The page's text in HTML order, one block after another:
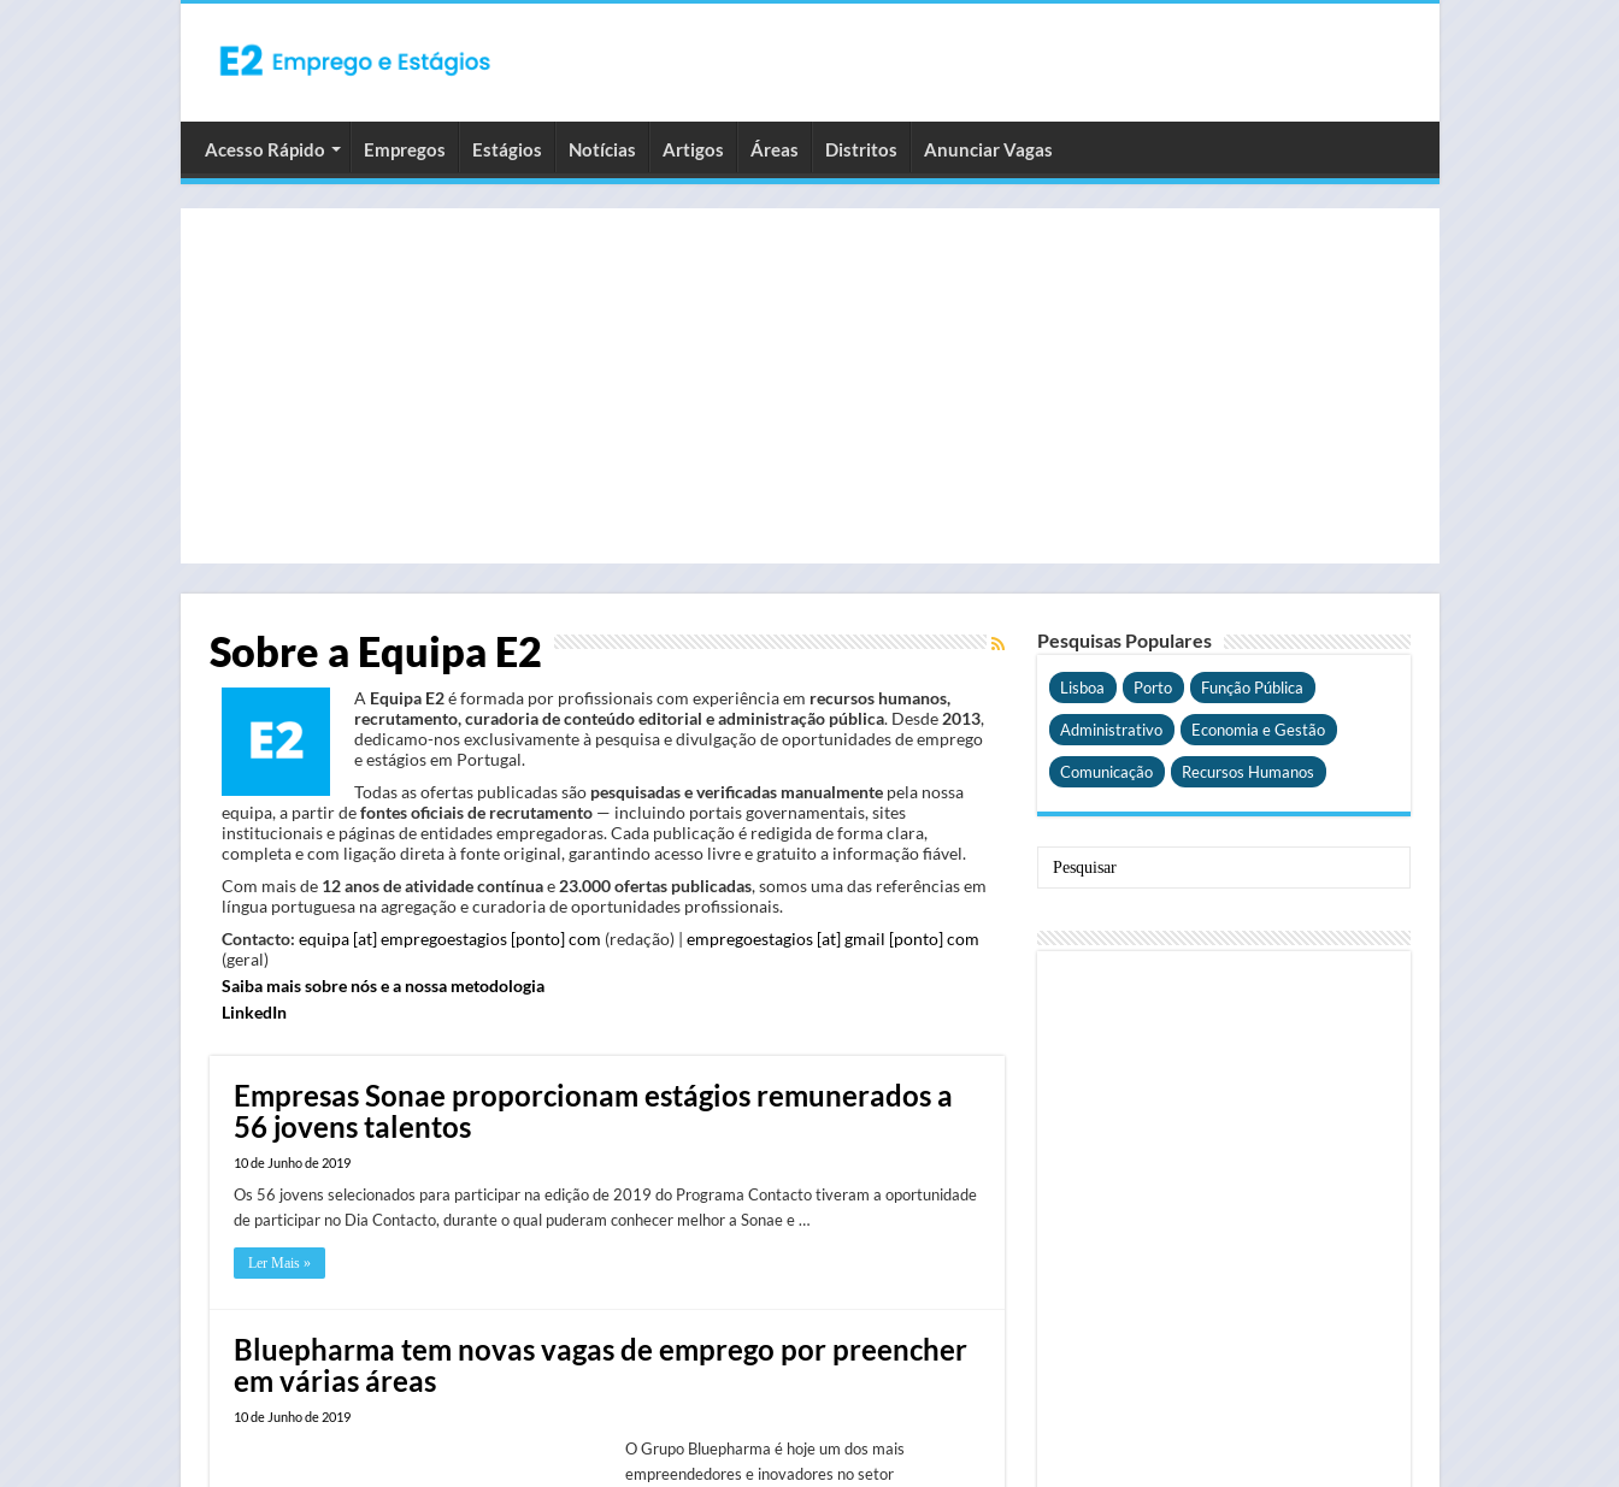
Acesso Rápido Empregos Estágios Notícias Artigos Áreas Distritos Anunciar Vagas
Sobre a Equipa E2
A Equipa E2é formada por profissionais com experiência em recursos humanos,
recrutamento, curadoria de conteúdo editorial e administração pública. Desde 2013,
dedicamo-nos exclusivamente à pesquisa e divulgação de oportunidades de emprego
e estágios em Portugal.
Todas as ofertas publicadas são pesquisadas e verificadas manualmentepela nossa
equipa, a partir defontes oficiais de recrutamento— incluindo portais governamentais, sites
institucionais e páginas de entidades empregadoras. Cada publicação é redigida de forma clara,
completa e com ligação direta à fonte original, garantindo acesso livre e gratuito a informação fiável.
Com mais de 12 anos de atividade contínuae 23.000 ofertas publicadas, somos uma das referências em
língua portuguesa na agregação e curadoria de oportunidades profissionais.
Contacto: equipa [at] empregoestagios [ponto] com (redação) | empregoestagios [at] gmail [ponto] com
(geral)
Saiba mais sobre nós e a nossa metodologia
LinkedIn
Empresas Sonae proporcionam estágios remunerados a
56 jovens talentos
10 de Junho de 2019
Os 56 jovens selecionados para participar na edição de 2019 do Programa Contacto tiveram a oportunidade
de participar no Dia Contacto, durante o qual puderam conhecer melhor a Sonae e …
Ler Mais »
Bluepharma tem novas vagas de emprego por preencher
em várias áreas
10 de Junho de 2019
O Grupo Bluepharma é hoje um dos mais
empreendedores e inovadores no setor
Pesquisas Populares
Lisboa Porto Função Pública
Administrativo Economia e Gestão
Comunicação Recursos Humanos